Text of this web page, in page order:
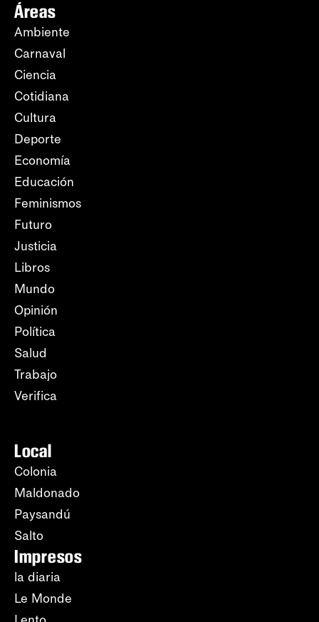
Áreas
Ambiente
Carnaval
Ciencia
Cotidiana
Cultura
Deporte
Economía
Educación
Feminismos
Futuro
Justicia
Libros
Mundo
Opinión
Política
Salud
Trabajo
Verifica
Local
Colonia
Maldonado
Paysandú
Salto
Impresos
la diaria
Le Monde